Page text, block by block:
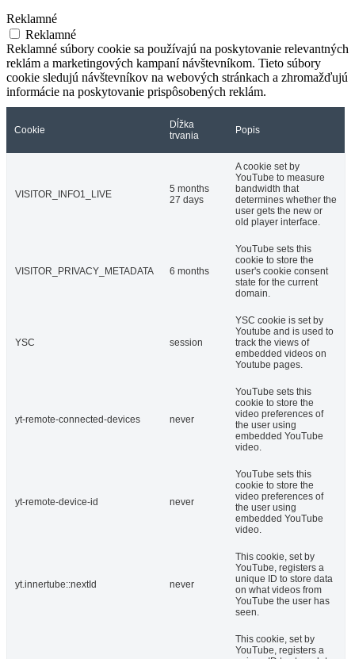
Reklamné
Reklamné
Reklamné súbory cookie sa používajú na poskytovanie relevantných
reklám a marketingových kampaní návštevníkom. Tieto súbory
cookie sledujú návštevníkov na webových stránkach a zhromažďujú
informácie na poskytovanie prispôsobených reklám.
Cookie
Dĺžka
trvania
Popis
VISITOR_INFO1_LIVE
5 months
27 days
A cookie set by
YouTube to measure
bandwidth that
determines whether the
user gets the new or
old player interface.
VISITOR_PRIVACY_METADATA 6 months
YouTube sets this
cookie to store the
user's cookie consent
state for the current
domain.
YSC session
YSC cookie is set by
Youtube and is used to
track the views of
embedded videos on
Youtube pages.
yt-remote-connected-devices never
YouTube sets this
cookie to store the
video preferences of
the user using
embedded YouTube
video.
yt-remote-device-id never
YouTube sets this
cookie to store the
video preferences of
the user using
embedded YouTube
video.
yt.innertube::nextId never
This cookie, set by
YouTube, registers a
unique ID to store data
on what videos from
YouTube the user has
seen.
This cookie, set by
YouTube, registers a